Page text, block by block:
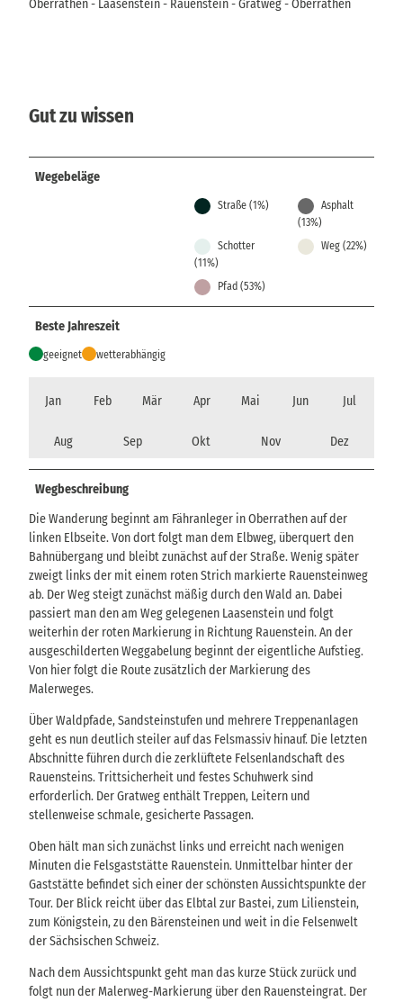
Oberrathen - Laasenstein - Rauenstein - Gratweg - Oberrathen
Gut zu wissen
Wegebeläge
Straße (1%)
Asphalt
(13%)
Schotter
(11%)
Weg (22%)
Pfad (53%)
Beste Jahreszeit
geeignet wetterabhängig
Jan Feb Mär Apr Mai Jun Jul
Aug Sep Okt Nov Dez
Wegbeschreibung
Die Wanderung beginnt am Fähranleger in Oberrathen auf der
linken Elbseite. Von dort folgt man dem Elbweg, überquert den
Bahnübergang und bleibt zunächst auf der Straße. Wenig später
zweigt links der mit einem roten Strich markierte Rauensteinweg
ab. Der Weg steigt zunächst mäßig durch den Wald an. Dabei
passiert man den am Weg gelegenen Laasenstein und folgt
weiterhin der roten Markierung in Richtung Rauenstein. An der
ausgeschilderten Weggabelung beginnt der eigentliche Aufstieg.
Von hier folgt die Route zusätzlich der Markierung des
Malerweges.
Über Waldpfade, Sandsteinstufen und mehrere Treppenanlagen
geht es nun deutlich steiler auf das Felsmassiv hinauf. Die letzten
Abschnitte führen durch die zerklüftete Felsenlandschaft des
Rauensteins. Trittsicherheit und festes Schuhwerk sind
erforderlich. Der Gratweg enthält Treppen, Leitern und
stellenweise schmale, gesicherte Passagen.
Oben hält man sich zunächst links und erreicht nach wenigen
Minuten die Felsgaststätte Rauenstein. Unmittelbar hinter der
Gaststätte befindet sich einer der schönsten Aussichtspunkte der
Tour. Der Blick reicht über das Elbtal zur Bastei, zum Lilienstein,
zum Königstein, zu den Bärensteinen und weit in die Felsenwelt
der Sächsischen Schweiz.
Nach dem Aussichtspunkt geht man das kurze Stück zurück und
folgt nun der Malerweg-Markierung über den Rauensteingrat. Der